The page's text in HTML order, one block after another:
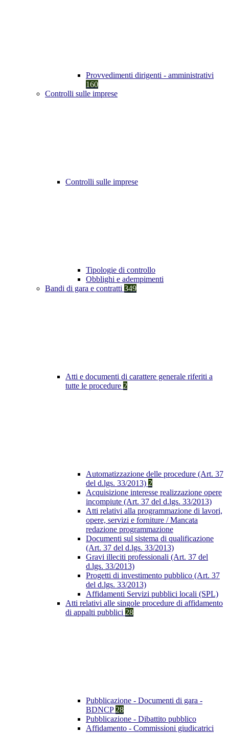
Provvedimenti dirigenti - amministrativi
160
Controlli sulle imprese
Controlli sulle imprese
Tipologie di controllo
Obblighi e adempimenti
Bandi di gara e contratti 349
Atti e documenti di carattere generale riferiti a
tutte le procedure 2
Automatizzazione delle procedure (Art. 37
del d.lgs. 33/2013) 2
Acquisizione interesse realizzazione opere
incompiute (Art. 37 del d.lgs. 33/2013)
Atti relativi alla programmazione di lavori,
opere, servizi e forniture / Mancata
redazione programmazione
Documenti sul sistema di qualificazione
(Art. 37 del d.lgs. 33/2013)
Gravi illeciti professionali (Art. 37 del
d.lgs. 33/2013)
Progetti di investimento pubblico (Art. 37
del d.lgs. 33/2013)
Affidamenti Servizi pubblici locali (SPL)
Atti relativi alle singole procedure di affidamento
di appalti pubblici 28
Pubblicazione - Documenti di gara -
BDNCP 28
Pubblicazione - Dibattito pubblico
Affidamento - Commissioni giudicatrici